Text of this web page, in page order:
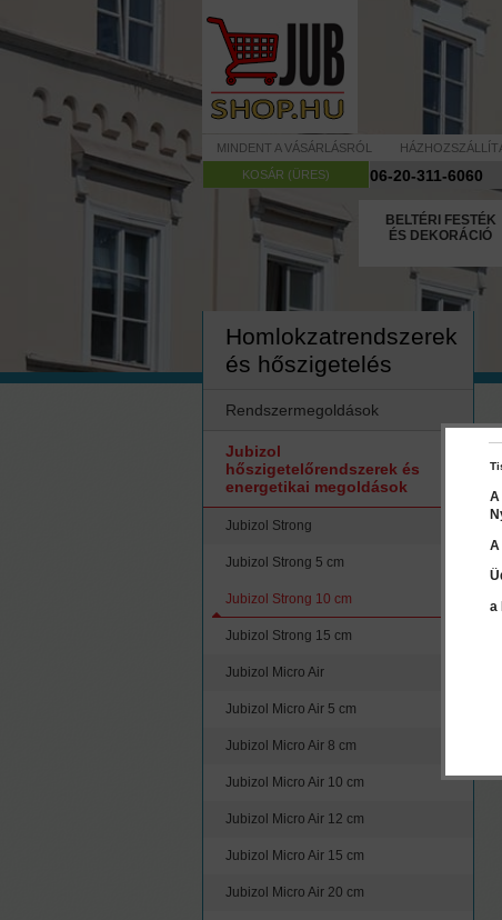
MINDENT A VÁSÁRLÁSRÓL
KOSÁR (ÜRES)
06-20-311-6060
BELTÉRI FESTÉK
ÉS DEKORÁCIÓ
Homlokzatrendszerek
és hőszigetelés
Rendszermegoldások
Jubizol
hőszigetelőrendszerek és
energetikai megoldások
Jubizol Strong
Jubizol Strong 5 cm
Jubizol Strong 10 cm
Jubizol Strong 15 cm
Jubizol Micro Air
Jubizol Micro Air 5 cm
Jubizol Micro Air 8 cm
Jubizol Micro Air 10 cm
Jubizol Micro Air 12 cm
Jubizol Micro Air 15 cm
Jubizol Micro Air 20 cm
A
A
a